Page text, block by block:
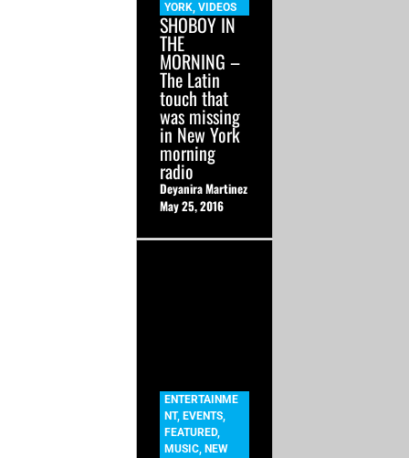
YORK,VIDEOS
SHOBOY IN
THE
MORNING –
The Latin
touch that
was missing
in New York
morning
radio
Deyanira Martinez
May 25, 2016
ENTERTAINME
NT, EVENTS,
FEATURED,
MUSIC, NEW